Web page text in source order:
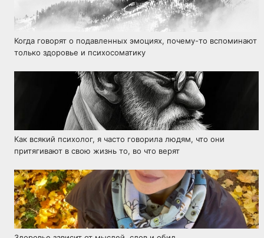
Когда говорят о подавленных эмоциях, почему-то вспоминают
только здоровье и психосоматику
Как всякий психолог, я часто говорила людям, что они
притягивают в свою жизнь то, во что верят